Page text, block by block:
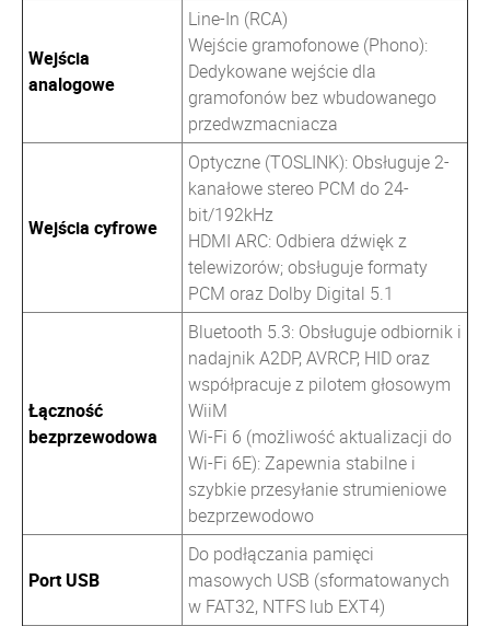
Wejścia
analogowe
Line-In (RCA)
Wejście gramofonowe (Phono):
Dedykowane wejście dla
gramofonów bez wbudowanego
przedwzmacniacza
Wejścia cyfrowe
Optyczne (TOSLINK): Obsługuje 2-
kanałowe stereo PCM do 24-
bit/192kHz
HDMI ARC: Odbiera dźwięk z
telewizorów; obsługuje formaty
PCM oraz Dolby Digital 5.1
Łączność
bezprzewodowa
Bluetooth 5.3: Obsługuje odbiornik i
nadajnik A2DP, AVRCP, HID oraz
współpracuje z pilotem głosowym
WiiM
Wi-Fi 6 (możliwość aktualizacji do
Wi-Fi 6E): Zapewnia stabilne i
szybkie przesyłanie strumieniowe
bezprzewodowo
Port USB
Do podłączania pamięci
masowych USB (sformatowanych
w FAT32, NTFS lub EXT4)